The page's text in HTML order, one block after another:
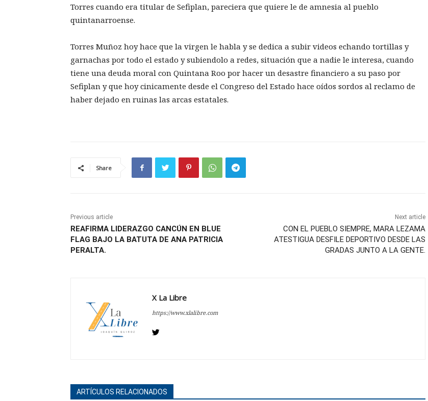
Torres cuando era titular de Sefiplan, pareciera que quiere le de amnesia al pueblo
quintanarroense.
Torres Muñoz hoy hace que la virgen le habla y se dedica a subir videos echando tortillas y
garnachas por todo el estado y subiendolo a redes, situación que a nadie le interesa, cuando
tiene una deuda moral con Quintana Roo por hacer un desastre financiero a su paso por
Sefiplan y que hoy cinicamente desde el Congreso del Estado hace oídos sordos al reclamo de
haber dejado en ruinas las arcas estatales.
Share
Previous article
REAFIRMA LIDERAZGO CANCÚN EN BLUE
FLAG BAJO LA BATUTA DE ANA PATRICIA
PERALTA.
Next article
CON EL PUEBLO SIEMPRE, MARA LEZAMA
ATESTIGUA DESFILE DEPORTIVO DESDE LAS
GRADAS JUNTO A LA GENTE.
X La Libre
https://www.xlalibre.com
ARTÍCULOS RELACIONADOS